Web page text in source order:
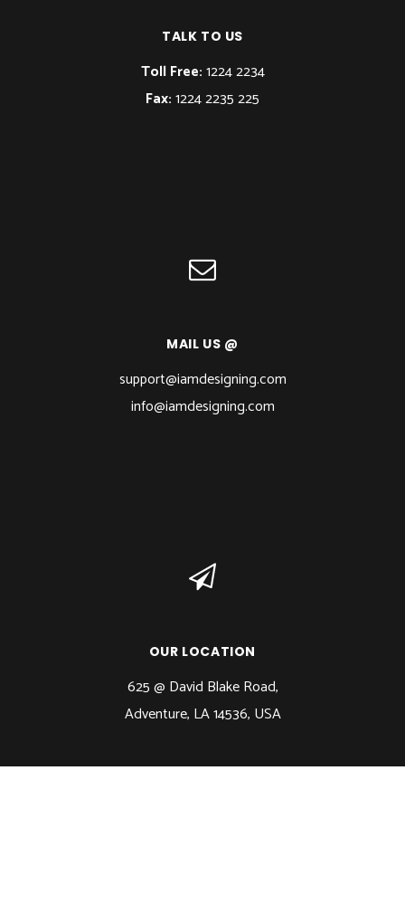
TALK TO US
Toll Free:1224 2234
Fax:1224 2235 225
MAIL US @
support@iamdesigning.com
info@iamdesigning.com
OUR LOCATION
625 @ David Blake Road,
Adventure, LA 14536, USA